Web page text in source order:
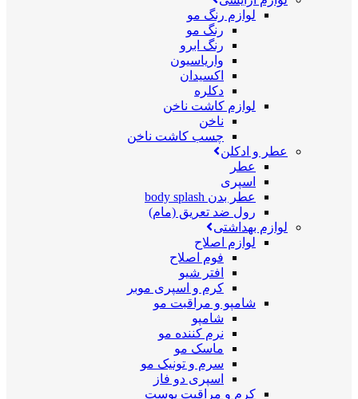
لوازم رنگ مو
رنگ مو
رنگ ابرو
واریاسیون
اکسیدان
دکلره
لوازم کاشت ناخن
ناخن
چسب کاشت ناخن
عطر و ادکلن
عطر
اسپری
عطر بدن body splash
رول ضد تعریق (مام)
لوازم بهداشتی
لوازم اصلاح
فوم اصلاح
افتر شیو
کرم و اسپری موبر
شامپو و مراقبت مو
شامپو
نرم کننده مو
ماسک مو
سرم و تونیک مو
اسپری دو فاز
کرم و مراقبت پوست